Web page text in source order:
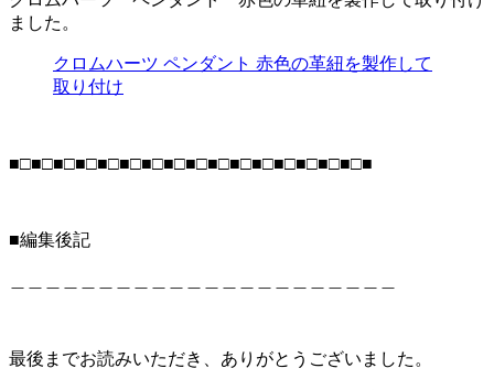
ました。
クロムハーツ ペンダント 赤色の革紐を製作して
取り付け
■□■□■□■□■□■□■□■□■□■□■□■□■□■□■□■□■
■編集後記
最後までお読みいただき、ありがとうございました。